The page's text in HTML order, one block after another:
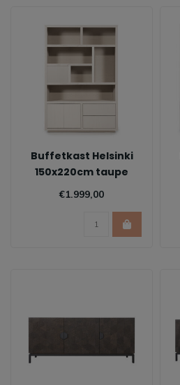
Buffetkast Helsinki
150x220cm taupe
€1.999,00